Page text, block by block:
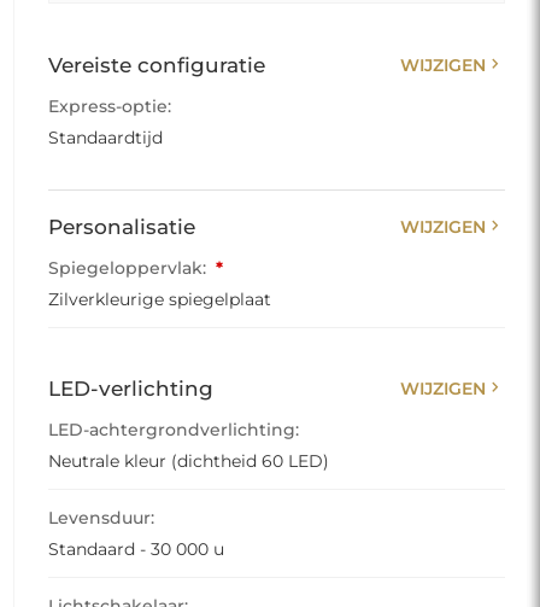
Vereiste configuratie WIJZIGEN chevron_right
Express-optie:
Standaardtijd
Personalisatie WIJZIGEN chevron_right
Spiegeloppervlak: *
Zilverkleurige spiegelplaat
LED-verlichting WIJZIGEN chevron_right
LED-achtergrondverlichting:
Neutrale kleur (dichtheid 60 LED)
Levensduur:
Standaard - 30 000 u